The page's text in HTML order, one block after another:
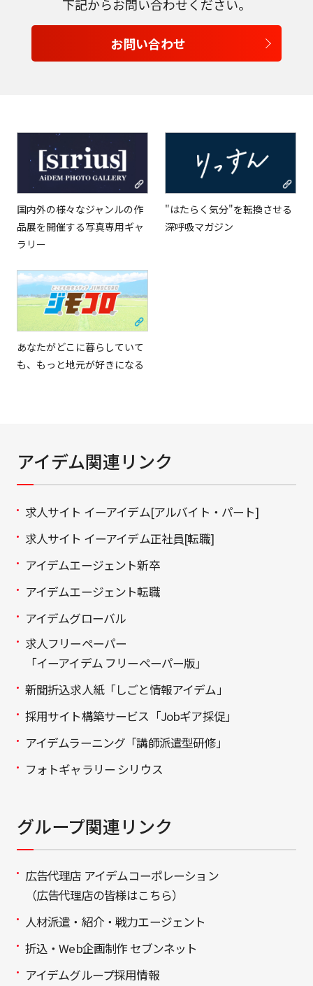
日本語
下記からお問い合わせください。
お問い合わせ
国内外の様々なジャンルの作
品展を開催する写真専用ギャ
ラリー
"はたらく気分"を転換させる
深呼吸マガジン
あなたがどこに暮らしていて
も、もっと地元が好きになる
アイデム関連リンク
求人サイト イーアイデム[アルバイト・パート]
求人サイト イーアイデム正社員[転職]
アイデムエージェント新卒
アイデムエージェント転職
アイデムグローバル
求人フリーペーパー
「イーアイデム フリーペーパー版」
新聞折込求人紙「しごと情報アイデム」
採用サイト構築サービス「Jobギア採促」
アイデムラーニング「講師派遣型研修」
フォトギャラリー シリウス
グループ関連リンク
広告代理店 アイデムコーポレーション
（広告代理店の皆様はこちら）
人材派遣・紹介・戦力エージェント
折込・Web企画制作 セブンネット
アイデムグループ採用情報